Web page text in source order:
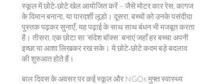
स्कूल में छोटे‑छोटे खेल आयोजित करें – जैसे मोटर कार रेस, कागज
के विमान बनाना, या पारदर्शी लूडो। दूसरा, बच्चों को उनके पसंदीदा
पुस्तक पढ़कर सुनाएँ; यह पढ़ाई के साथ साथ बंधन भी मजबूत करता
है। तीसरा, एक छोटा सा ‘संदेश बॉक्स’ बनाएं जहाँ हर बच्चा अपनी
इच्छा या आशा लिखकर रख सके। ये छोटे‑छोटे कदम बड़े बदलाव
की शुरुआत होते हैं।
बाल दिवस के अवसर पर कई स्कूल और NGOs मुफ्त स्वास्थ्य